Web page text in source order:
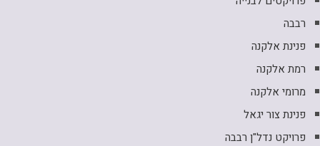
רבבה
פנינת אלקנה
רמת אלקנה
מרומי אלקנה
פנינת צור יגאל
פרויקט נדל"ן רבבה